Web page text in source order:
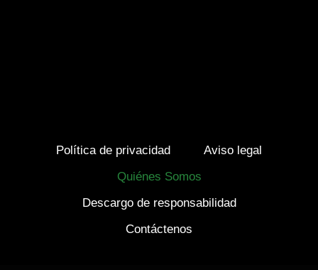
Política de privacidad
Aviso legal
Quiénes Somos
Descargo de responsabilidad
Contáctenos